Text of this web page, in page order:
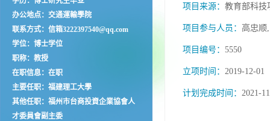
办公地点：交通運輸學院
联系方式：信箱3222397540@qq.com
学位：博士学位
职称：教授
在职信息：在职
主要任职：福建理工大學
其他任职：福州市台商投資企業協會人
才委員會副主委
项目来源： 教育部科技
项目参与人员： 高忠顺
项目编号： 5550
立项时间： 2019-12-01
计划完成时间： 2021-